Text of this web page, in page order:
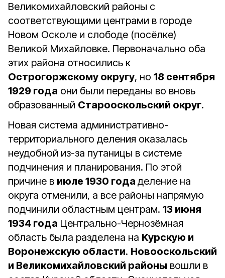
Великомихайловский районы с
соответствующими центрами в городе
Новом Осколе и слободе (посёлке)
Великой Михайловке. Первоначально оба
этих района относились к
Острогоржскому округу, но 18 сентября
1929 года они были переданы во вновь
образованный Старооскольский округ.
Новая система административно-
территориального деления оказалась
неудобной из-за путаницы в системе
подчинения и планирования. По этой
причине в июле 1930 года деление на
округа отменили, а все районы напрямую
подчинили областным центрам. 13 июня
1934 года Центрально-Чернозёмная
область была разделена на Курскую и
Воронежскую области. Новооскольский
и Великомихайловский районы вошли в